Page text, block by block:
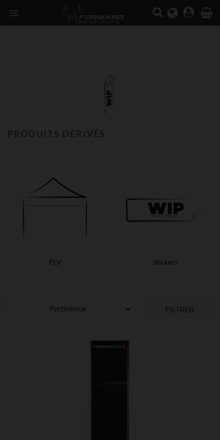

PRODUITS DÉRIVÉS
PLV Stickers
Pertinence  FILTRER